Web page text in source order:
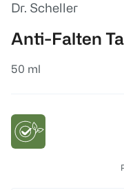
Dr. Scheller
Anti-Falten
50 ml